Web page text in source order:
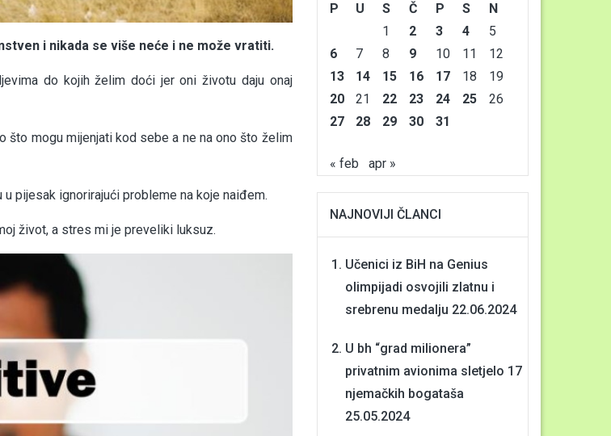
i nikada se više neće i ne može vratiti.
do kojih želim doći jer oni životu daju onaj
što mogu mijenjati kod sebe a ne na ono što želim
pijesak ignorirajući probleme na koje naiđem.
život, a stres mi je preveliki luksuz.
P
U S Č P S
N
1
2 3 4
5
6
7 8 9 10 11
12
13
14 15 16 17 18
19
20
21 22 23 24 25
26
27
28 29 30 31
« feb apr »
NAJNOVIJI ČLANCI
Učenici iz BiH na Genius
olimpijadi osvojili zlatnu i
srebrenu medalju 22.06.2024
U bh “grad milionera”
privatnim avionima sletjelo 17
njemačkih bogataša
25.05.2024